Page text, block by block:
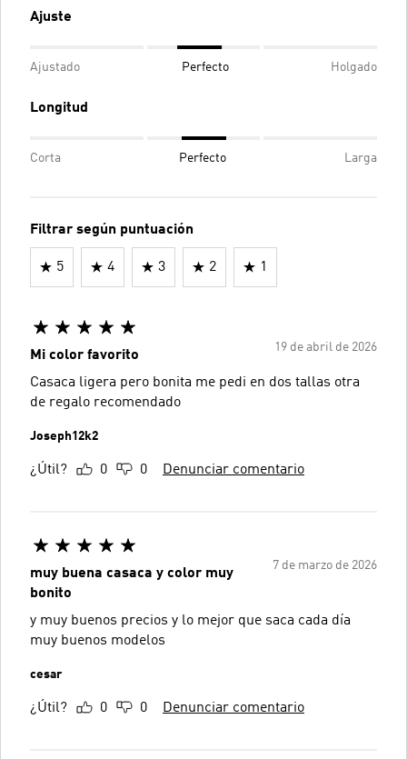
Ajuste
Ajustado Perfecto Holgado
Longitud
Corta Perfecto Larga
Filtrar según puntuación
5 4 3 2 1
19 de abril de 2026
Mi color favorito
Casaca ligera pero bonita me pedi en dos tallas otra
de regalo recomendado
Joseph12k2
¿Útil? 0 0 Denunciar comentario
7 de marzo de 2026
muy buena casaca y color muy
bonito
y muy buenos precios y lo mejor que saca cada día
muy buenos modelos
cesar
¿Útil? 0 0 Denunciar comentario